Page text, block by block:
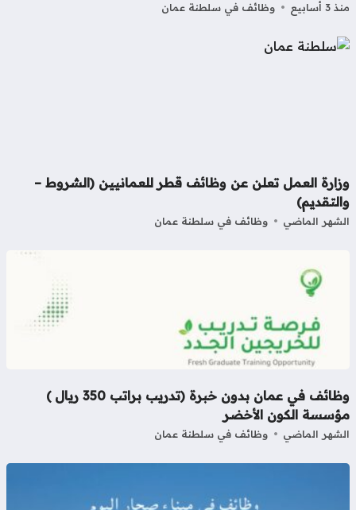
أسابيع وظائف في سلطنة عمان
العمل تعلن عن وظائف قطر للعمانيين (الشروط –
الماضي وظائف في سلطنة عمان
وظائف في عمان بدون خبرة (تدريب براتب 350 ريال )
الكون الأخضر
الماضي وظائف في سلطنة عمان